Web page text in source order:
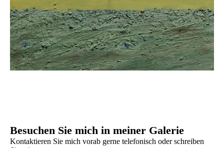
Besuchen Sie mich in meiner Galerie
Kontaktieren Sie mich vorab gerne telefonisch oder schreiben